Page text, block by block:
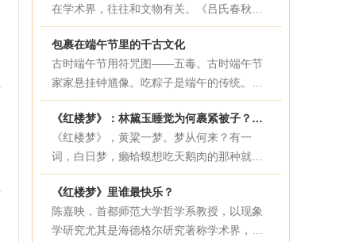
辞，不得不服。
在学术界，往往和文物有关。《吕氏春秋》
中说，“功绩铭于金石”。在这里，金是青铜
钟鼎器物的意思，石是丰碑的意思。金石就
是刻有文字的青铜器和石碑。上古时期，青
铜器上会有铭文出现，铭文的内容以历史大
事和家族荣耀为主。至于在石碑上镌刻功
绩，最早出现在战国末期。后世学者根据这
些文字记录，研究历史，形成了一个学术流
派叫“金石学派”。
包裹在端午节里的千古文化
古时端午节用符咒图——五毒。古时端午节
家家悬挂钟馗像。吃粽子是端午的传统。大
门上悬挂艾及菖蒲。“玉粽...
《红楼梦》：林黛玉睡觉为何裹紧被子？史湘云睡觉为何那么豪放？
《红楼梦》，黄粱一梦。梦从何来？有一
词，白日梦，癞蛤蟆想吃天鹅肉的那种就是
了。然而，哪怕是白日梦，最...
《红楼梦》里谁最快乐？
陈嘉映，首都师范大学哲学系教授，以现象
学研究尤其是海德格尔研究著称学术界，于